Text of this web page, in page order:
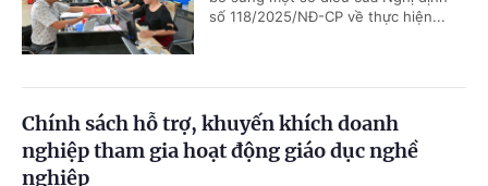
số 118/2025/NĐ-CP về thực hiện...
Chính sách hỗ trợ, khuyến khích doanh
nghiệp tham gia hoạt động giáo dục nghề
nghiệp